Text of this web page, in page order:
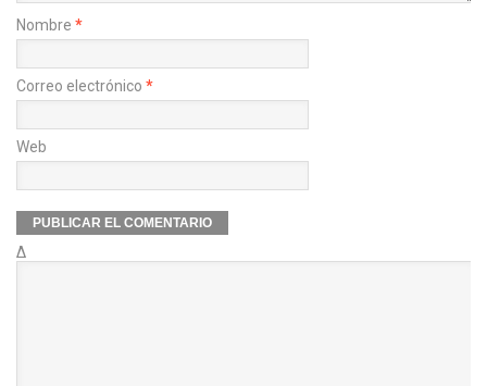
Nombre *
Correo electrónico *
Web
Δ